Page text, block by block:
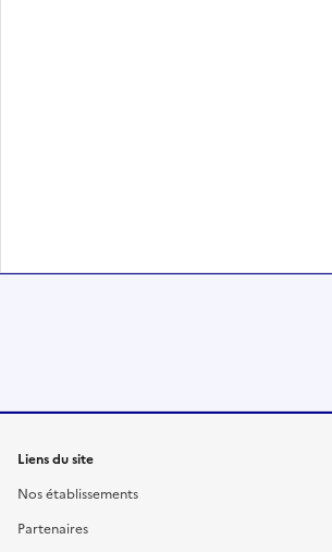
Liens du site
Nos établissements
Partenaires